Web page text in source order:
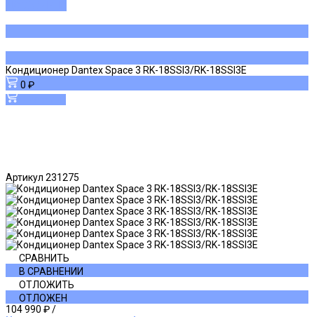
Кондиционер Dantex Space 3 RK-18SSI3/RK-18SSI3E
0 ₽
Артикул 231275
СРАВНИТЬ
В СРАВНЕНИИ
ОТЛОЖИТЬ
ОТЛОЖЕН
104 990 ₽/